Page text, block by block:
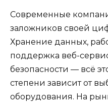
Современные
заложников своей
Хранение данных,
поддержка веб-
безопасности — всё
степени зависит от
оборудования. На